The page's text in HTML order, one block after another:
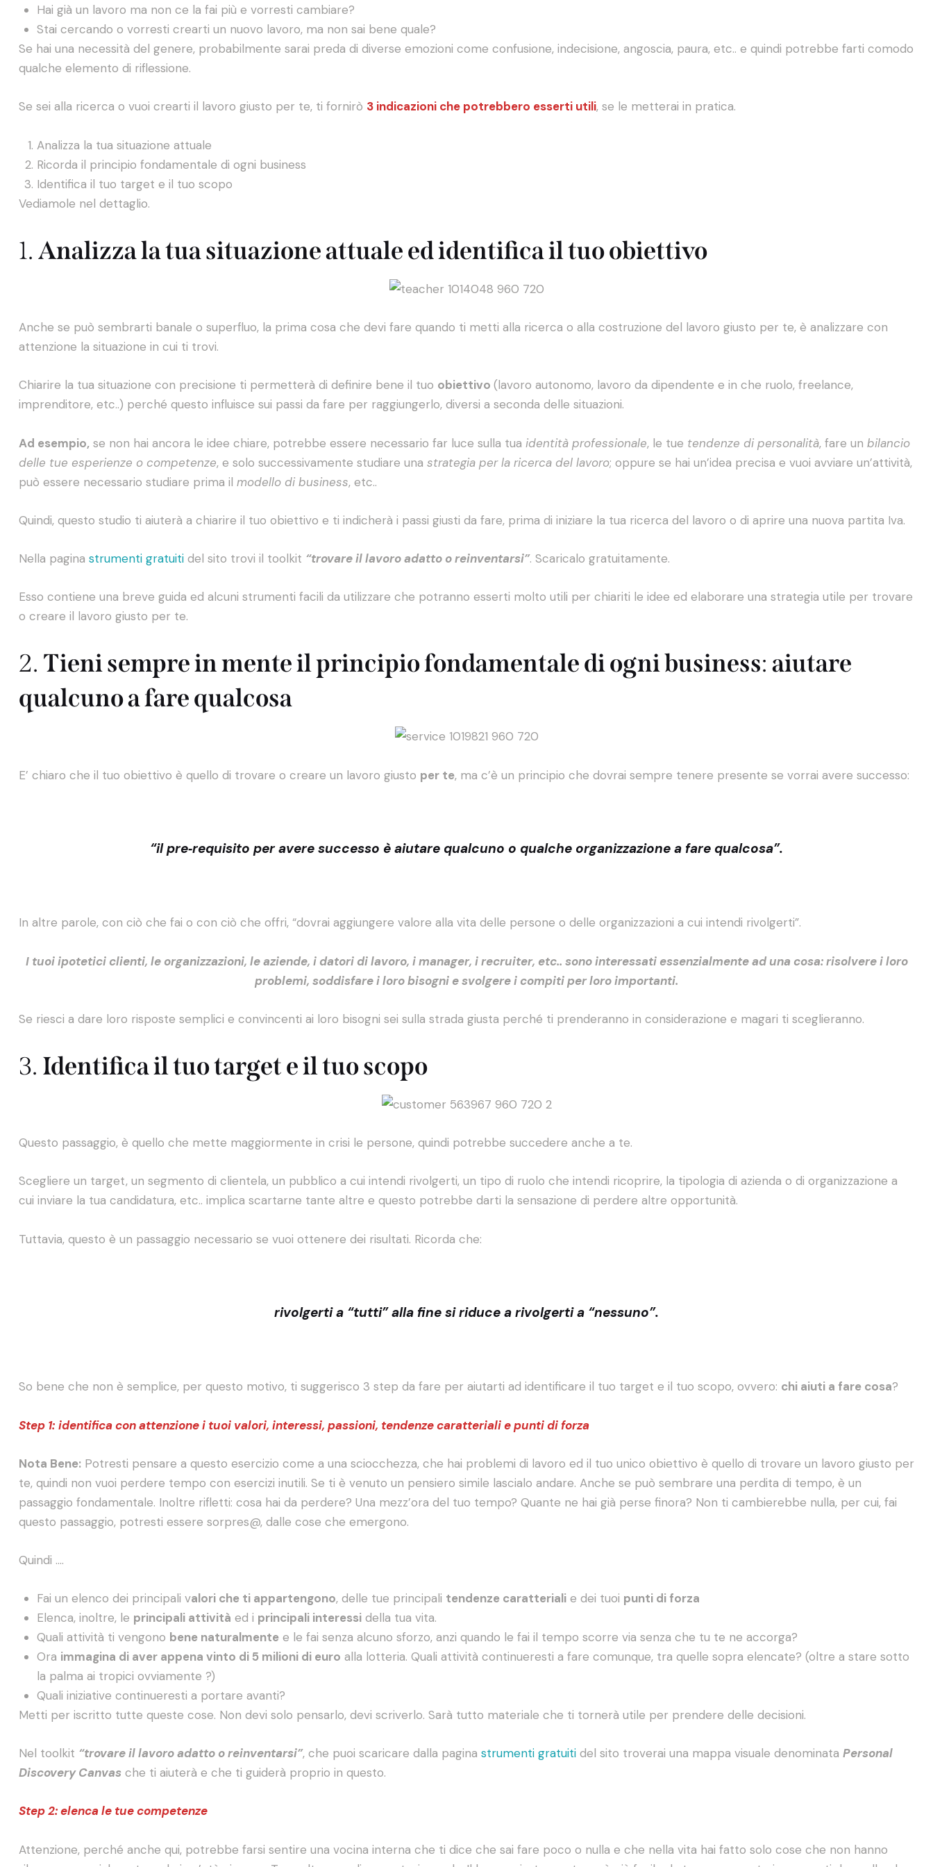
Hai già un lavoro ma non ce la fai più e vorresti cambiare?
Stai cercando o vorresti crearti un nuovo lavoro, ma non sai bene quale?
Se hai una necessità del genere, probabilmente sarai preda di diverse emozioni come confusione, indecisione, angoscia, paura, etc.. e quindi potrebbe farti comodo
qualche elemento di riflessione.
Se sei alla ricerca o vuoi crearti il lavoro giusto per te, ti fornirò 3 indicazioni che potrebbero esserti utili, se le metterai in pratica.
Analizza la tua situazione attuale
Ricorda il principio fondamentale di ogni business
Identifica il tuo target e il tuo scopo
Vediamole nel dettaglio.
1. Analizza la tua situazione attuale ed identifica il tuo obiettivo
Anche se può sembrarti banale o superfluo, la prima cosa che devi fare quando ti metti alla ricerca o alla costruzione del lavoro giusto per te, è analizzare con
attenzione la situazione in cui ti trovi.
Chiarire la tua situazione con precisione ti permetterà di definire bene il tuo obiettivo (lavoro autonomo, lavoro da dipendente e in che ruolo, freelance,
imprenditore, etc..) perché questo influisce sui passi da fare per raggiungerlo, diversi a seconda delle situazioni.
Ad esempio, se non hai ancora le idee chiare, potrebbe essere necessario far luce sulla tua identità professionale, le tue tendenze di personalità, fare un bilancio
delle tue esperienze o competenze, e solo successivamente studiare una strategia per la ricerca del lavoro; oppure se hai un’idea precisa e vuoi avviare un’attività,
può essere necessario studiare prima il modello di business, etc..
Quindi, questo studio ti aiuterà a chiarire il tuo obiettivo e ti indicherà i passi giusti da fare, prima di iniziare la tua ricerca del lavoro o di aprire una nuova partita Iva.
Nella pagina strumenti gratuiti del sito trovi il toolkit “trovare il lavoro adatto o reinventarsi”. Scaricalo gratuitamente.
Esso contiene una breve guida ed alcuni strumenti facili da utilizzare che potranno esserti molto utili per chiariti le idee ed elaborare una strategia utile per trovare
o creare il lavoro giusto per te.
2. Tieni sempre in mente il principio fondamentale di ogni business: aiutare
qualcuno a fare qualcosa
E’ chiaro che il tuo obiettivo è quello di trovare o creare un lavoro giusto per te, ma c’è un principio che dovrai sempre tenere presente se vorrai avere successo:
“il pre‐requisito per avere successo è aiutare qualcuno o qualche organizzazione a fare qualcosa”.
In altre parole, con ciò che fai o con ciò che offri, “dovrai aggiungere valore alla vita delle persone o delle organizzazioni a cui intendi rivolgerti”.
I tuoi ipotetici clienti, le organizzazioni, le aziende, i datori di lavoro, i manager, i recruiter, etc.. sono interessati essenzialmente ad una cosa: risolvere i loro
problemi, soddisfare i loro bisogni e svolgere i compiti per loro importanti.
Se riesci a dare loro risposte semplici e convincenti ai loro bisogni sei sulla strada giusta perché ti prenderanno in considerazione e magari ti sceglieranno.
3. Identifica il tuo target e il tuo scopo
Questo passaggio, è quello che mette maggiormente in crisi le persone, quindi potrebbe succedere anche a te.
Scegliere un target, un segmento di clientela, un pubblico a cui intendi rivolgerti, un tipo di ruolo che intendi ricoprire, la tipologia di azienda o di organizzazione a
cui inviare la tua candidatura, etc.. implica scartarne tante altre e questo potrebbe darti la sensazione di perdere altre opportunità.
Tuttavia, questo è un passaggio necessario se vuoi ottenere dei risultati. Ricorda che:
rivolgerti a “tutti” alla fine si riduce a rivolgerti a “nessuno”.
So bene che non è semplice, per questo motivo, ti suggerisco 3 step da fare per aiutarti ad identificare il tuo target e il tuo scopo, ovvero: chi aiuti a fare cosa?
Step 1: identifica con attenzione i tuoi valori, interessi, passioni, tendenze caratteriali e punti di forza
Nota Bene: Potresti pensare a questo esercizio come a una sciocchezza, che hai problemi di lavoro ed il tuo unico obiettivo è quello di trovare un lavoro giusto per
te, quindi non vuoi perdere tempo con esercizi inutili. Se ti è venuto un pensiero simile lascialo andare. Anche se può sembrare una perdita di tempo, è un
passaggio fondamentale. Inoltre rifletti: cosa hai da perdere? Una mezz’ora del tuo tempo? Quante ne hai già perse finora? Non ti cambierebbe nulla, per cui, fai
questo passaggio, potresti essere sorpres@, dalle cose che emergono.
Quindi ….
Fai un elenco dei principali valori che ti appartengono, delle tue principali tendenze caratterialie dei tuoi punti di forza
Elenca, inoltre, le principali attività ed i principali interessidella tua vita.
Quali attività ti vengono bene naturalmentee le fai senza alcuno sforzo, anzi quando le fai il tempo scorre via senza che tu te ne accorga?
Ora immagina di aver appena vinto di 5 milioni di euro alla lotteria. Quali attività continueresti a fare comunque, tra quelle sopra elencate? (oltre a stare sotto
la palma ai tropici ovviamente ?)
Quali iniziative continueresti a portare avanti?
Metti per iscritto tutte queste cose. Non devi solo pensarlo, devi scriverlo. Sarà tutto materiale che ti tornerà utile per prendere delle decisioni.
Nel toolkit “trovare il lavoro adatto o reinventarsi”, che puoi scaricare dalla pagina strumenti gratuiti del sito troverai una mappa visuale denominata Personal
Discovery Canvas che ti aiuterà e che ti guiderà proprio in questo.
Step 2: elenca le tue competenze
Attenzione, perché anche qui, potrebbe farsi sentire una vocina interna che ti dice che sai fare poco o nulla e che nella vita hai fatto solo cose che non hanno